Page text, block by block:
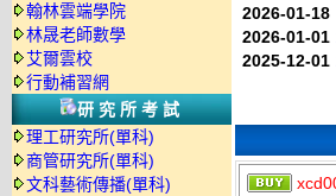
翰林雲端學院
林晟老師數學
艾爾雲校
行動補習網
研究所考試
理工研究所(單科)
商管研究所(單科)
文科藝術傳播(單科)
2026-01-18
2026-01-01
2025-12-01